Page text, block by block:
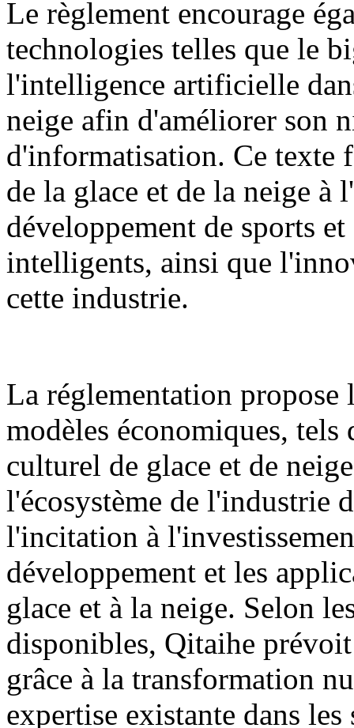
Le règlement encourage
technologies telles que le
l'intelligence artificielle
neige afin d'améliorer son
d'informatisation. Ce texte
de la glace et de la neige à
développement de sports
intelligents, ainsi que
cette industrie.
La réglementation propose
modèles économiques,
culturel de glace et de
l'écosystème de l'industrie
l'incitation à
développement et les
glace et à la neige. Selon
disponibles, Qitaihe
grâce à la transformation
expertise existante dans